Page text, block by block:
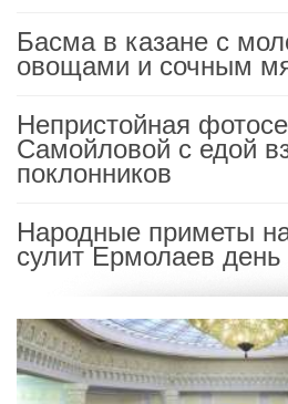
Басма в казане с
овощами и сочным
Непристойная
Самойловой с едой
поклонников
Народные приметы
сулит Ермолаев день